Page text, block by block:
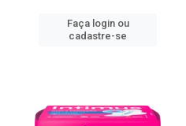
Faça login ou
cadastre-se